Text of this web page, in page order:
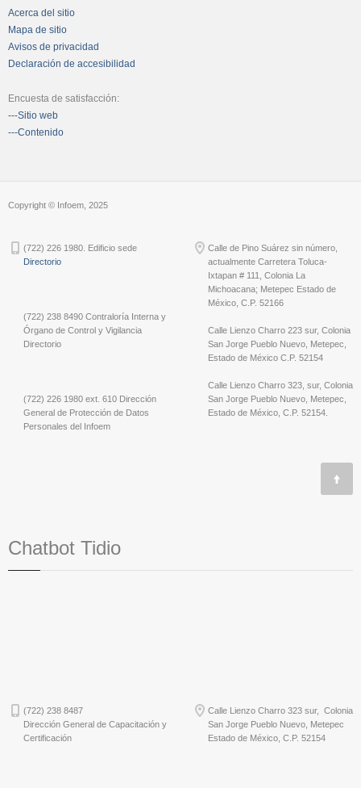
Acerca del sitio
Mapa de sitio
Avisos de privacidad
Declaración de accesibilidad
Encuesta de satisfacción:
---Sitio web
---Contenido
Copyright © Infoem, 2025
(722) 226 1980. Edificio sede
Directorio
(722) 238 8490 Contraloría Interna y
Órgano de Control y Vigilancia
Directorio
(722) 226 1980 ext. 610 Dirección
General de Protección de Datos
Personales del Infoem
Calle de Pino Suárez sin número,
actualmente Carretera Toluca-
Ixtapan # 111, Colonia La
Michoacana; Metepec Estado de
México, C.P. 52166
Calle Lienzo Charro 223 sur, Colonia
San Jorge Pueblo Nuevo, Metepec,
Estado de México C.P. 52154
Calle Lienzo Charro 323, sur, Colonia
San Jorge Pueblo Nuevo, Metepec,
Estado de México, C.P. 52154.
Chatbot Tidio
(722) 238 8487
Dirección General de Capacitación y
Certificación
Calle Lienzo Charro 323 sur, Colonia
San Jorge Pueblo Nuevo, Metepec
Estado de México, C.P. 52154